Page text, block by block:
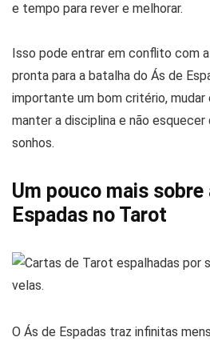
e tempo para rever e melhorar.
Isso pode entrar em conflito com a
pronta para a batalha do Ás de
importante um bom critério,
manter a disciplina e não
sonhos.
Um pouco mais
Espadas no Tarot
O Ás de Espadas traz infinitas